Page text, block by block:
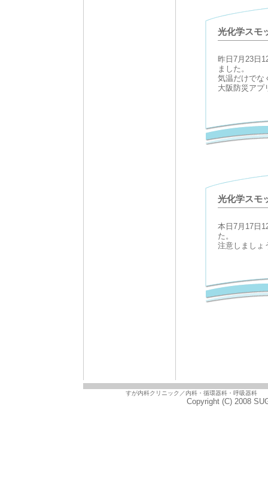
光化学スモ
昨日7月23日
ました。
気温だけでな
大阪防災アプ
光化学スモ
本日7月17日
た。
注意しましょ
すが内科クリニック／内科・循環器科・呼吸器科
Copyright (C) 2008